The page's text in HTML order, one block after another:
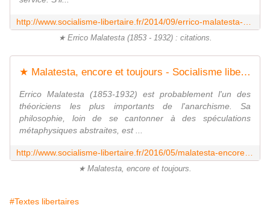
★ Errico Malatesta (1853 - 1932) : citations.
★ Malatesta, encore et toujours - Socialisme libertaire
Errico Malatesta (1853-1932) est probablement l'un des
théoriciens les plus importants de l'anarchisme. Sa
philosophie, loin de se cantonner à des spéculations
métaphysiques abstraites, est ...
★ Malatesta, encore et toujours.
#Textes libertaires